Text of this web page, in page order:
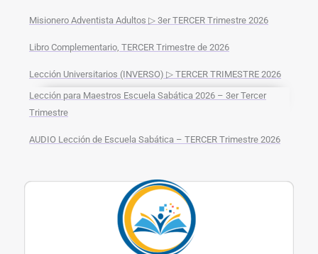
Misionero Adventista Adultos ▷ 3er TERCER Trimestre 2026
Libro Complementario, TERCER Trimestre de 2026
Lección Universitarios (INVERSO) ▷ TERCER TRIMESTRE 2026
Lección para Maestros Escuela Sabática 2026 – 3er Tercer
Trimestre
AUDIO Lección de Escuela Sabática – TERCER Trimestre 2026